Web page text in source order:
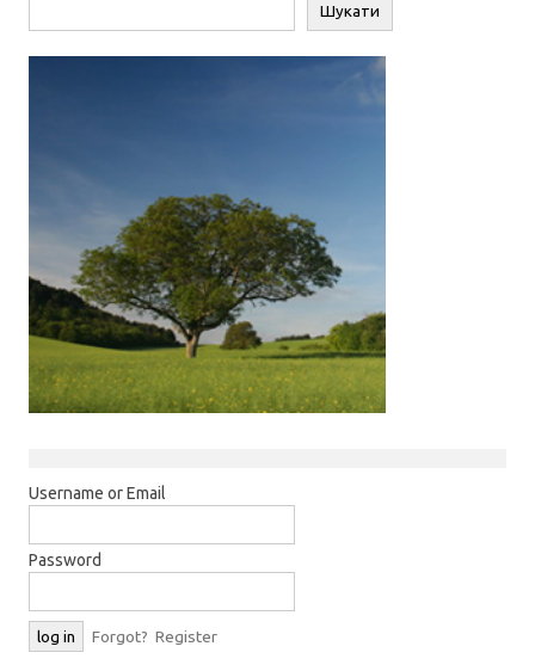
Шукати
Username or Email
Password
Forgot? Register